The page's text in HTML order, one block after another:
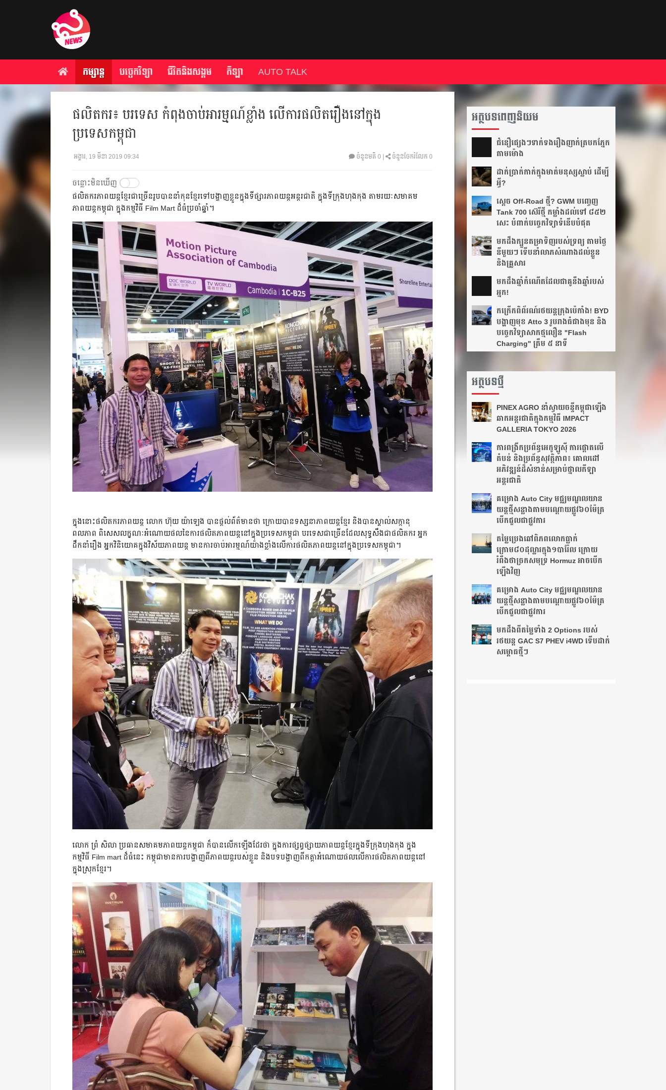
កម្សាន្ត បច្ចេកវិទ្យា ជីវិតនិងសង្គម កីឡា AUTO TALK
ផលិតករ៖ បរទេស កំពុងចាប់អារម្មណ៍ខ្លាំង លើការផលិតរឿងនៅក្នុង
ប្រទេសកម្ពុជា
អង្គារ, 19 មីនា 2019 09:34 ចំនួនមតិ 0 ចំនួនចែករំលែក 0
ចន្លោះមិនឃើញ
ផលិតករភាពយន្តខ្មែរជាច្រើនរូបបាននាំកុនខ្មែរទៅបង្ហាញខ្លួនក្នុងទីផ្សារភាពយន្តអន្តរជាតិ ក្នុងទីក្រុងហុងកុង​ តាមរយៈសមាគម
ភាពយន្តកម្ពុជា ក្នុងកម្មវិធី Film Mart ដ៏ធំប្រចាំឆ្នាំ។
ក្នុងនោះផលិតករភាពយន្ត លោក ហ៊ុយ យ៉ាឡេង បានផ្តល់ព័ត៌មានថា ក្រោយបានទស្សនាភាពយន្តខ្មែរ និងបានស្គាល់សក្កានុ
ពលភាព ពិសេសលក្ខណៈអំណោយផលនៃការផលិតភាពយន្តនៅក្នុងប្រទេសកម្ពុជា បរទេសជាច្រើនដែលសុទ្ធសឹងជាផលិតករ អ្នក
ដឹកនាំរឿង អ្នកវិនិយោគក្នុងវិស័យភាពយន្ត មានការចាប់អារម្មណ៍យ៉ាងខ្លាំងលើការផលិតភាពយន្តនៅក្នុងប្រទេសកម្ពុជា។
លោក ព្រំ សិលា ប្រធានសមាគមភាពយន្តកម្ពុជា ក៏បានលើកឡើងដែរថា ក្នុងការផ្សព្វផ្សាយភាពយន្តខ្មែរក្នុងទីក្រុងហុងកុង ក្នុង
កម្មវិធី Film mart ដ៏ធំនេះ កម្ពុជាមានការបង្ហាញពីភាពយន្តរបស់ខ្លួន និងបទបង្ហាញពីកត្តាអំណោយផលលើការផលិតភាពយន្តនៅ
ក្នុងស្រុកខ្មែរ។
អត្ថបទពេញនិយម
ជំនឿ​ផ្សេងៗ​ទាក់ទង​រឿង​ញាក់​ត្របក​ភ្នែក​
តាម​ម៉ោង​
ដាក់​ប្រាក់​កាក់​ក្នុង​មាត់​មនុស្ស​ស្លាប់ ដើម្បី​
អ្វី?
ស្តេច Off-Road ថ្មី? GWM បញ្ចេញ
Tank 700 ស៊េរីថ្មី កម្លាំងដល់ទៅ ៨៥២
សេះ បំពាក់បច្ចេកវិទ្យាទំនើបបំផុត
មកដឹងក្បួនតម្រាទិញរបស់ទ្រព្យ តាមថ្ងៃ
នីមួយៗ ទើបនាំលាភសំណាងដល់ខ្លួន
និងគ្រួសារ
មក​ដឹងឆ្នាំ​កំណើត​ដែល​ជា​គូ​នឹង​ឆ្នាំ​របស់​
អ្នក!​
កក្រើកពិព័រណ៍រថយន្តក្រុងប៉េកាំង! BYD
បង្ហាញមុខ Atto 3 រូបរាងធំជាងមុន និង
បច្ចេកវិទ្យាសាកថ្មលឿន "Flash
Charging" ត្រឹម ៥ នាទី
អត្ថបទថ្មី
PINEX AGRO នាំ​ស្វាយចន្ទី​កម្ពុជា​ឡើង​
ឆាក​អន្តរជាតិ​​ក្នុង​កម្មវិធី​ IMPACT
GALLERIA TOKYO 2026
ការពង្រីកប្រព័ន្ធអេកូឡូស៊ី ការផ្តោតលើ
តំបន់ និងប្រព័ន្ធសុវត្ថិភាព៖ គោលដៅ
អភិវឌ្ឍន៍ដ៏សំខាន់សម្រាប់ថ្នាលកីឡា
អន្តរជាតិ
គម្រោង Auto City មជ្ឈមណ្ឌលយាន
យន្តថ្មីសន្លាង​តាមបណ្តោយផ្លូវ​​៦០ម៉ែត្រ​
បើកជួលជាផ្លូវការ
តម្លៃប្រេងឆៅពិភពលោកធ្លាក់
ក្រោម៨០ដុល្លារក្នុង១បារ៉ែល ក្រោយ
រំពឹងថា​ច្រកសមុទ្រ Hormuz អាចបើក
ឡើងវិញ
គម្រោង Auto City មជ្ឈមណ្ឌលយាន
យន្តថ្មីសន្លាង​តាមបណ្តោយផ្លូវ​​៦០ម៉ែត្រ​
បើកជួលជាផ្លូវការ
មកដឹងពីតម្លៃទាំង 2 Options របស់
រថយន្ត GAC S7 PHEV i4WD ទើបដាក់
សម្ពោធថ្មីៗ